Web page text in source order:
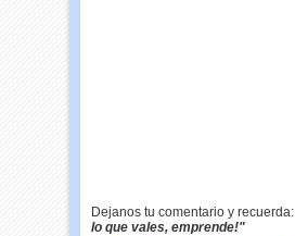
Dejanos tu comentario y recuerda:
lo que vales, emprende!"